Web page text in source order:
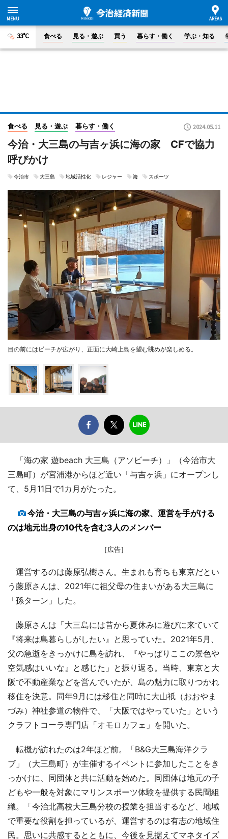
33°C 食べる 見る・遊ぶ 買う 暮らす・働く 学ぶ・知る
食べる 見る・遊ぶ 暮らす・働く 2024.05.11
今治・大三島の与吉ヶ浜に海の家 CFで協力
呼びかけ
今治市 大三島 地域活性化 レジャー 海 スポーツ
目の前にはビーチが広がり、正面に大崎上島を望む眺めが楽しめる。
「海の家 遊beach 大三島（アソビーチ）」（今治市大
三島町）が宮浦港からほど近い「与吉ヶ浜」にオープンし
て、5月11日で1カ月がたった。
今治・大三島の与吉ヶ浜に海の家、運営を手がける
のは地元出身の10代を含む3人のメンバー
［広告］
運営するのは藤原弘樹さん。生まれも育ちも東京だとい
う藤原さんは、2021年に祖父母の住まいがある大三島に
「孫ターン」した。
藤原さんは「大三島には昔から夏休みに遊びに来ていて
『将来は島暮らしがしたい』と思っていた。2021年5月、
父の急逝をきっかけに島を訪れ、『やっぱりここの景色や
空気感はいいな』と感じた」と振り返る。当時、東京と大
阪で不動産業などを営んでいたが、島の魅力に取りつかれ
移住を決意。同年9月には移住と同時に大山祇（おおやま
づみ）神社参道の物件で、「大阪ではやっていた」という
クラフトコーラ専門店「オモロカフェ」を開いた。
転機が訪れたのは2年ほど前。「B&G大三島海洋クラ
ブ」（大三島町）が主催するイベントに参加したことをき
っかけに、同団体と共に活動を始めた。同団体は地元の子
どもや一般を対象にマリンスポーツ体験を提供する民間組
織。「今治北高校大三島分校の授業を担当するなど、地域
で重要な役割を担っているが、運営するのは有志の地域住
民。思いに共感するとともに、今後を見据えてマネタイズ